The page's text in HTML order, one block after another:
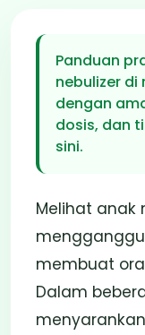
untuk
13 Feb 20263
Panduan
nebulizer
dengan
dosis, dan
sini.
Melihat anak
membuat
Dalam